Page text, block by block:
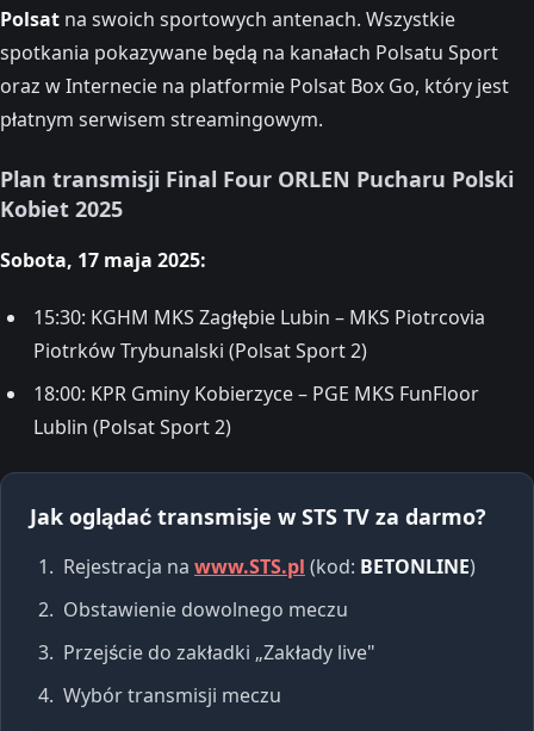
Polsat na swoich sportowych antenach. Wszystkie
spotkania pokazywane będą na kanałach Polsatu Sport
oraz w Internecie na platformie Polsat Box Go, który jest
płatnym serwisem streamingowym.
Plan transmisji Final Four ORLEN Pucharu Polski
Kobiet 2025
Sobota, 17 maja 2025:
15:30: KGHM MKS Zagłębie Lubin – MKS Piotrcovia
Piotrków Trybunalski (Polsat Sport 2)
18:00: KPR Gminy Kobierzyce – PGE MKS FunFloor
Lublin (Polsat Sport 2)
Jak oglądać transmisje w STS TV za darmo?
Rejestracja na www.STS.pl (kod: BETONLINE)
Obstawienie dowolnego meczu
Przejście do zakładki „Zakłady live"
Wybór transmisji meczu